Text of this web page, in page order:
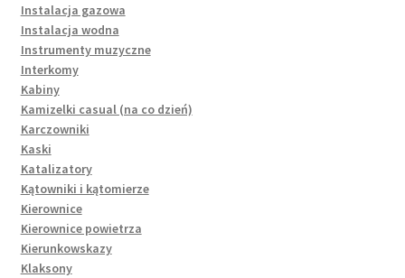
Instalacja gazowa
Instalacja wodna
Instrumenty muzyczne
Interkomy
Kabiny
Kamizelki casual (na co dzień)
Karczowniki
Kaski
Katalizatory
Kątowniki i kątomierze
Kierownice
Kierownice powietrza
Kierunkowskazy
Klaksony